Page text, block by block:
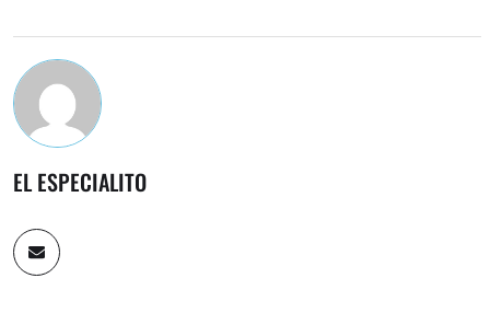
EL ESPECIALITO